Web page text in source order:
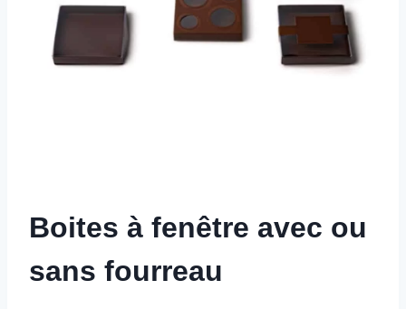
Boites à fenêtre avec ou
sans fourreau